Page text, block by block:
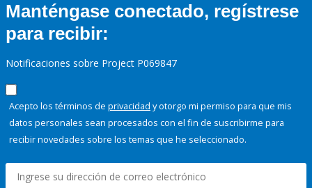
Manténgase conectado, regístrese
para recibir:
Notificaciones sobre Project P069847
Acepto los términos de privacidad y otorgo mi permiso para que mis
datos personales sean procesados con el fin de suscribirme para
recibir novedades sobre los temas que he seleccionado.